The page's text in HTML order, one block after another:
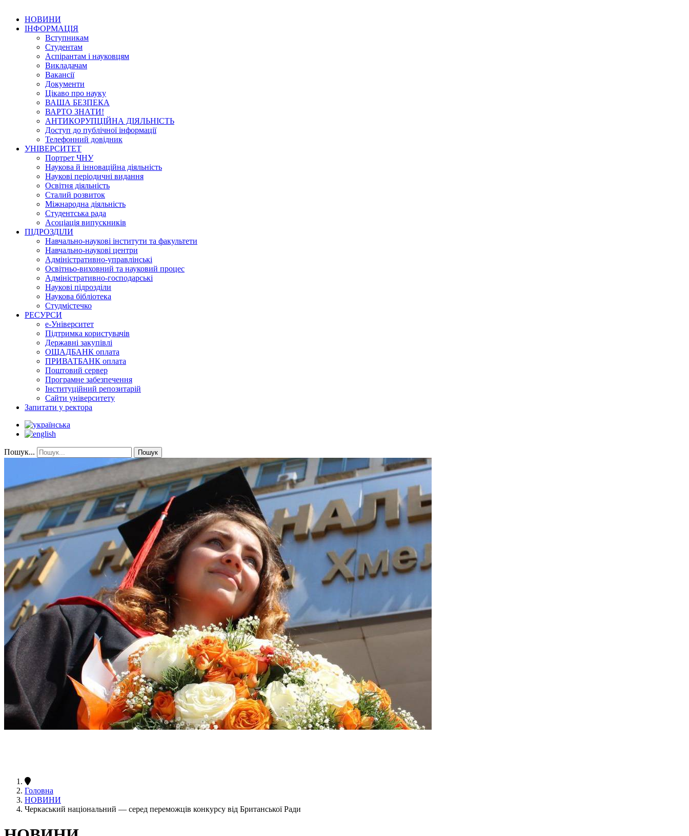
НОВИНИ
ІНФОРМАЦІЯ
Вступникам
Студентам
Аспірантам і науковцям
Викладачам
Вакансії
Документи
Цікаво про науку
ВАША БЕЗПЕКА
ВАРТО ЗНАТИ!
АНТИКОРУПЦІЙНА ДІЯЛЬНІСТЬ
Доступ до публічної інформації
Телефонний довідник
УНІВЕРСИТЕТ
Портрет ЧНУ
Наукова й інноваційна діяльність
Наукові періодичні видання
Освітня діяльність
Сталий розвиток
Міжнародна діяльність
Студентська рада
Асоціація випускників
ПІДРОЗДІЛИ
Навчально-наукові інститути та факультети
Навчально-наукові центри
Адміністративно-управлінські
Освітньо-виховний та науковий процес
Адміністративно-господарські
Наукові підрозділи
Наукова бібліотека
Студмістечко
РЕСУРСИ
е-Університет
Підтримка користувачів
Державні закупівлі
ОЩАДБАНК оплата
ПРИВАТБАНК оплата
Поштовий сервер
Програмне забезпечення
Інституційний репозитарій
Сайти університету
Запитати у ректора
Пошук... Пошук
Головна
НОВИНИ
Черкаський національний — серед переможців конкурсу від Британської Ради